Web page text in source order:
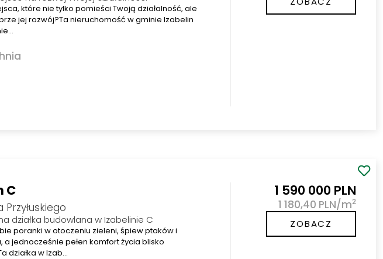
które nie tylko pomieści Twoją działalność, ale
jej rozwój?Ta nieruchomość w gminie Izabelin
C
Przyłuskiego
działka budowlana w Izabelinie C
poranki w otoczeniu zieleni, śpiew ptaków i
a jednocześnie pełen komfort życia blisko
działka w Izab…
1 590 000 PLN
1 180,40 PLN/m2
ZOBACZ